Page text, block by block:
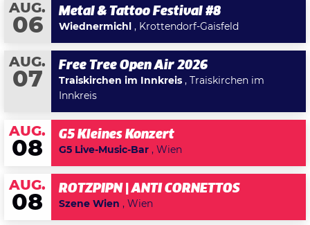
AUG.
06
Metal & Tattoo Festival #8
Wiednermichl , Krottendorf-Gaisfeld
AUG.
07
Free Tree Open Air 2026
Traiskirchen im Innkreis , Traiskirchen im
Innkreis
AUG.
08
G5 Kleines Konzert
G5 Live-Music-Bar , Wien
AUG.
08
ROTZPIPN | ANTI CORNETTOS
Szene Wien , Wien